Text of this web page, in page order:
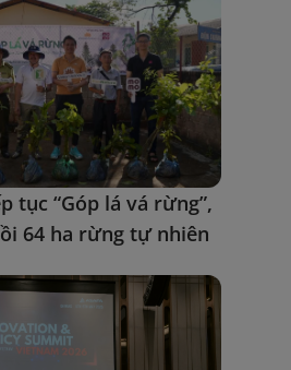
tục “Góp lá vá rừng”,
64 ha rừng tự nhiên